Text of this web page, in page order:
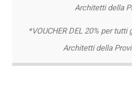
Architetti della
*VOUCHER DEL 20% per
Architetti della